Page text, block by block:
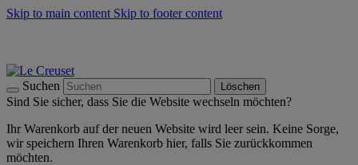
Skip to main content Skip to footer content
Suchen Löschen
Sind Sie sicher, dass Sie die Website wechseln möchten?
Ihr Warenkorb auf der neuen Website wird leer sein. Keine Sorge,
wir speichern Ihren Warenkorb hier, falls Sie zurückkommen
möchten.